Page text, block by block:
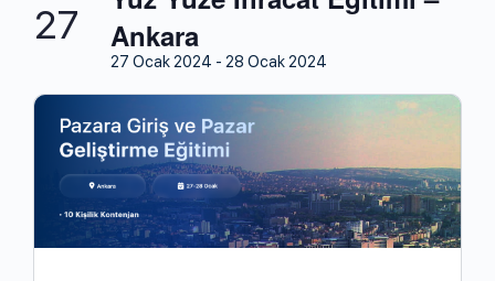
27
Ankara
27 Ocak 2024 - 28 Ocak 2024